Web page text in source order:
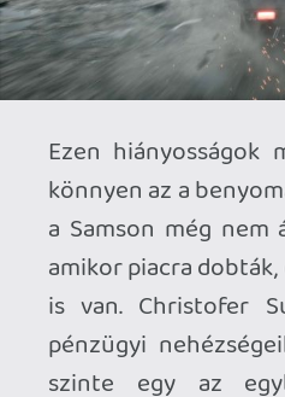
Ahhoz, hogy te is hozzászólj,
jelentkezned!
Necroman Mk2 2026.04.20
#20yvm
A pados bug olvasásakor
2026.04.19